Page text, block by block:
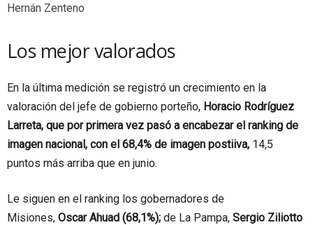
Hernán Zenteno
Los mejor valorados
En la última medición se registró un crecimiento en la
valoración del jefe de gobierno porteño, Horacio Rodríguez
Larreta, que por primera vez pasó a encabezar el ranking de
imagen nacional, con el 68,4% de imagen postiiva, 14,5
puntos más arriba que en junio.
Le siguen en el ranking los gobernadores de
Misiones, Oscar Ahuad (68,1%); de La Pampa, Sergio Ziliotto